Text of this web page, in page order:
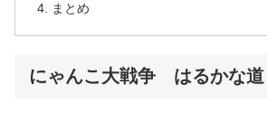
まとめ
にゃんこ大戦争 はるかな